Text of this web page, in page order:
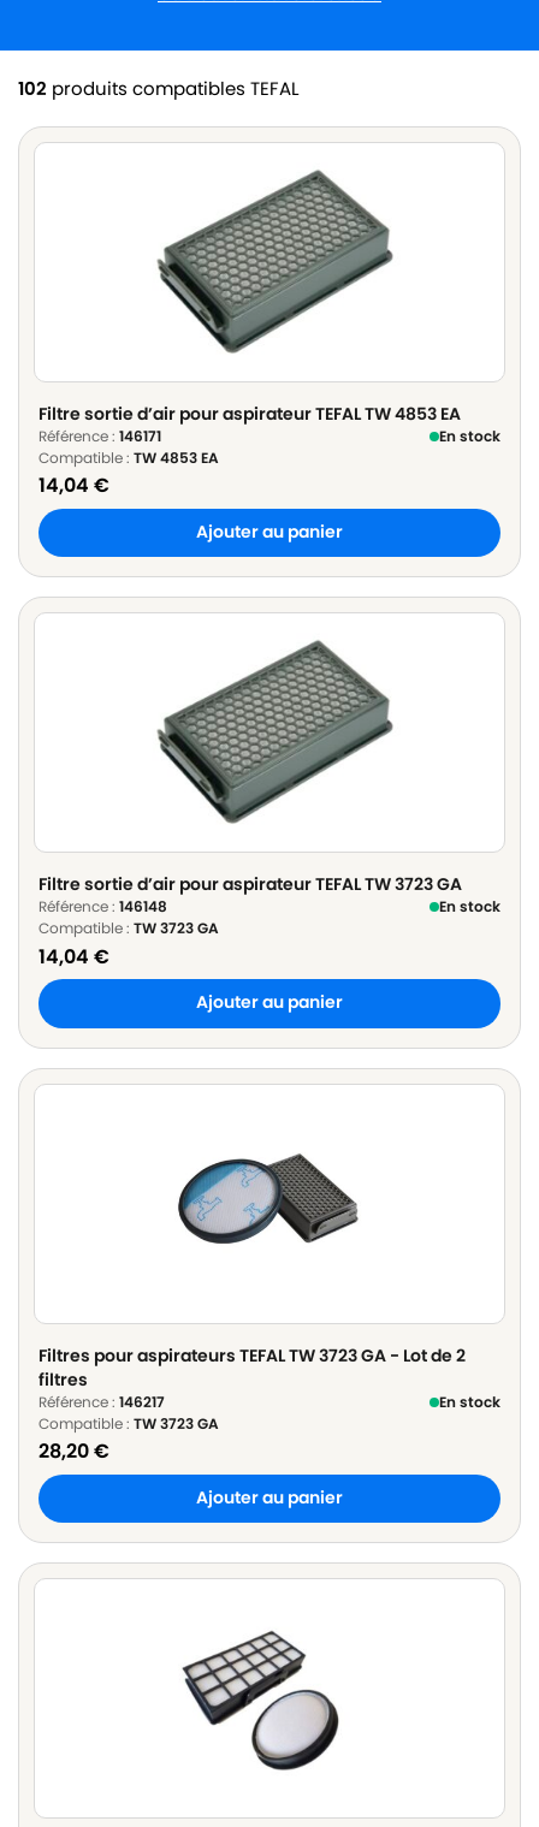
102 produits compatibles TEFAL
Filtre sortie d’air pour aspirateur TEFAL TW 4853 EA
Référence : 146171
En stock
Compatible : TW 4853 EA
14,04 €
Ajouter au panier
Filtre sortie d’air pour aspirateur TEFAL TW 3723 GA
Référence : 146148
En stock
Compatible : TW 3723 GA
14,04 €
Ajouter au panier
Filtres pour aspirateurs TEFAL TW 3723 GA - Lot de 2
filtres
Référence : 146217
En stock
Compatible : TW 3723 GA
28,20€
Ajouter au panier